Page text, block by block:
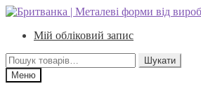
Перейти
навігації
Перейти
вмістуМій обліковий запис
Шукати:
Шукати
Меню